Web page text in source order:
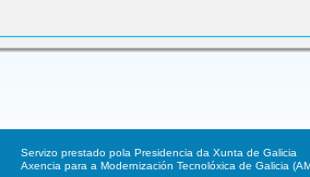
Servizo prestado pola Presidencia da Xunta de Galicia
Axencia para a Modernización Tecnolóxica de Galicia